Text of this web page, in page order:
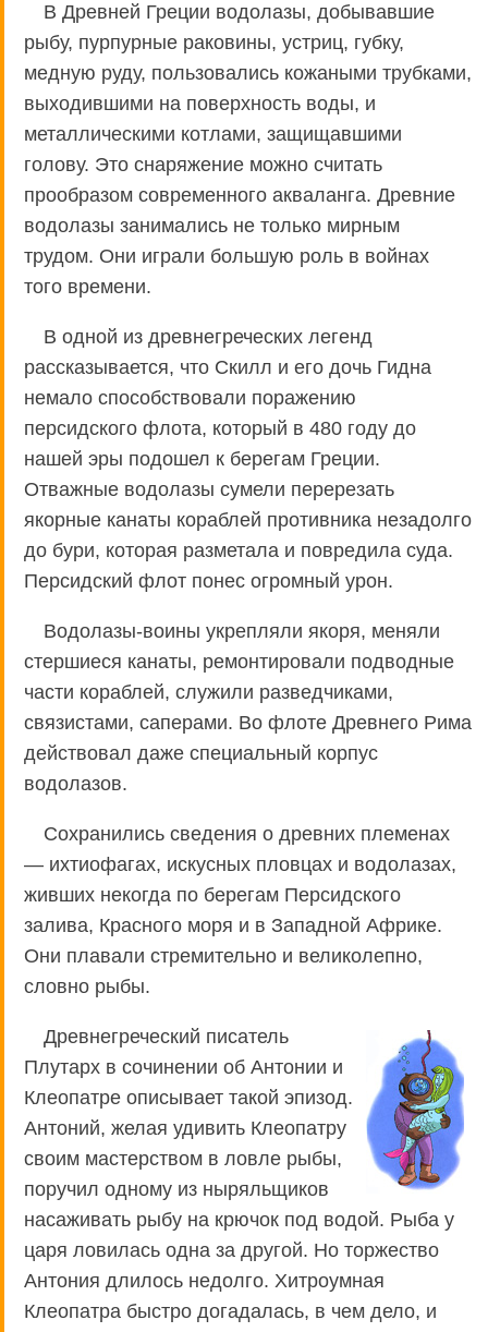
В Древней Греции водолазы, добывавшие
рыбу, пурпурные раковины, устриц, губку,
медную руду, пользовались кожаными трубками,
выходившими на поверхность воды, и
металлическими котлами, защищавшими
голову. Это снаряжение можно считать
прообразом современного акваланга. Древние
водолазы занимались не только мирным
трудом. Они играли большую роль в войнах
того времени.
В одной из древнегреческих легенд
рассказывается, что Скилл и его дочь Гидна
немало способствовали поражению
персидского флота, который в 480 году до
нашей эры подошел к берегам Греции.
Отважные водолазы сумели перерезать
якорные канаты кораблей противника незадолго
до бури, которая разметала и повредила суда.
Персидский флот понес огромный урон.
Водолазы-воины укрепляли якоря, меняли
стершиеся канаты, ремонтировали подводные
части кораблей, служили разведчиками,
связистами, саперами. Во флоте Древнего Рима
действовал даже специальный корпус
водолазов.
Сохранились сведения о древних племенах
— ихтиофагах, искусных пловцах и водолазах,
живших некогда по берегам Персидского
залива, Красного моря и в Западной Африке.
Они плавали стремительно и великолепно,
словно рыбы.
Древнегреческий писатель
Плутарх в сочинении об Антонии и
Клеопатре описывает такой эпизод.
Антоний, желая удивить Клеопатру
своим мастерством в ловле рыбы,
поручил одному из ныряльщиков
насаживать рыбу на крючок под водой. Рыба у
царя ловилась одна за другой. Но торжество
Антония длилось недолго. Хитроумная
Клеопатра быстро догадалась, в чем дело, и